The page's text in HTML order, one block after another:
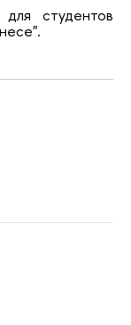
студентов